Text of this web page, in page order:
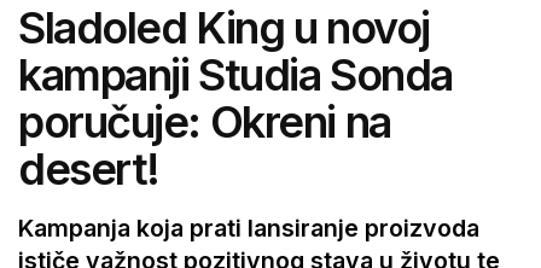
Sladoled King u novoj
kampanji Studia Sonda
poručuje: Okreni na
desert!
Kampanja koja prati lansiranje proizvoda
ističe važnost pozitivnog stava u životu te